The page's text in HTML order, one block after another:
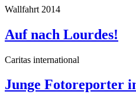
Wallfahrt 2014
Auf nach Lourdes!
Caritas international
Junge Fotoreporter